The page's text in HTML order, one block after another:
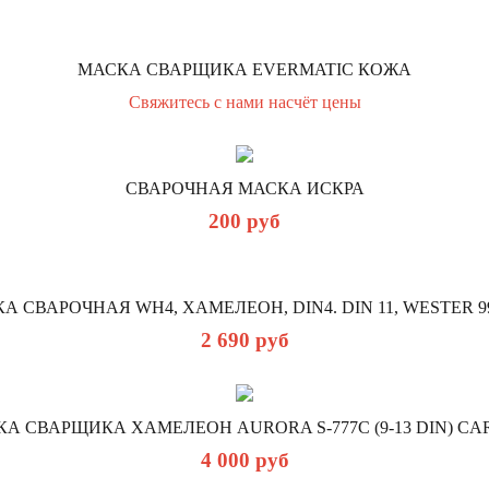
МАСКА СВАРЩИКА EVERMATIC КОЖА
Свяжитесь с нами насчёт цены
СВАРОЧНАЯ МАСКА ИСКРА
200 руб
СВАРОЧНАЯ WH4, ХАМЕЛЕОН, DIN4. DIN 11, WESTER
2 690 руб
СВАРЩИКА ХАМЕЛЕОН AURORA S-777C (9-13 DIN)
4 000 руб